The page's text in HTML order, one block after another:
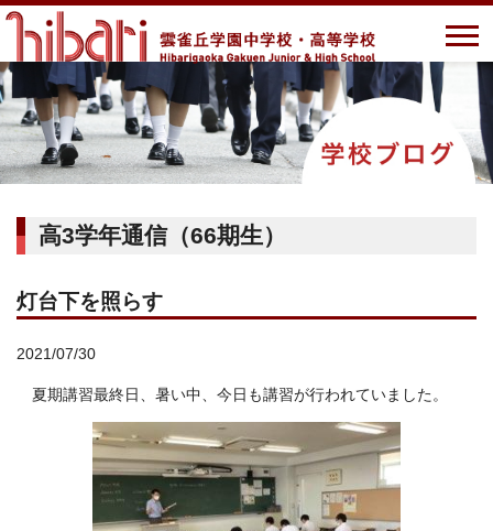
高3学年通信（66期生）
灯台下を照らす
2021/07/30
夏期講習最終日、暑い中、今日も講習が行われていました。